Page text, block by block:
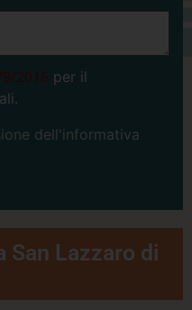
2016 per il
dell'informativa
San Lazzaro di